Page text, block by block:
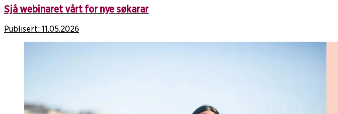
Sjå webinaret vårt for nye søkarar
Publisert: 11.05.2026